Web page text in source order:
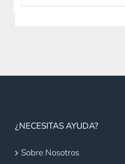
¿NECESITAS AYUDA?
Sobre Nosotros